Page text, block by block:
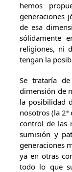
hemos
generaciones
de esa
sólidamente
religiones, ni
tengan la
Se trataría
dimensión de
la posibilidad
nosotros (la
control de las
sumisión y
generaciones
ya en otras
todo lo que